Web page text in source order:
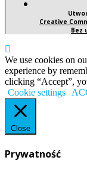
Creative
Bez
We use cookies on
experience by
clicking “Accept”,
Cookie settings
Close
Prywatność